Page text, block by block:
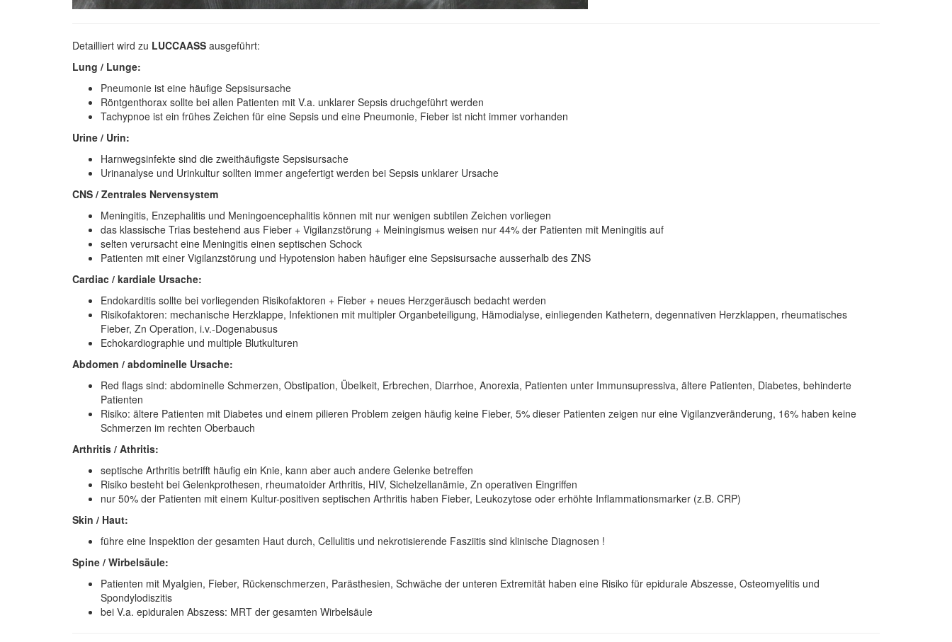
Detailliert wird zu LUCCAASS ausgeführt:
Lung / Lunge:
Pneumonie ist eine häufige Sepsisursache
Röntgenthorax sollte bei allen Patienten mit V.a. unklarer Sepsis druchgeführt werden
Tachypnoe ist ein frühes Zeichen für eine Sepsis und eine Pneumonie, Fieber ist nicht immer vorhanden
Urine / Urin:
Harnwegsinfekte sind die zweithäufigste Sepsisursache
Urinanalyse und Urinkultur sollten immer angefertigt werden bei Sepsis unklarer Ursache
CNS / Zentrales Nervensystem
Meningitis, Enzephalitis und Meningoencephalitis können mit nur wenigen subtilen Zeichen vorliegen
das klassische Trias bestehend aus Fieber + Vigilanzstörung + Meiningismus weisen nur 44% der Patienten mit Meningitis auf
selten verursacht eine Meningitis einen septischen Schock
Patienten mit einer Vigilanzstörung und Hypotension haben häufiger eine Sepsisursache ausserhalb des ZNS
Cardiac / kardiale Ursache:
Endokarditis sollte bei vorliegenden Risikofaktoren + Fieber + neues Herzgeräusch bedacht werden
Risikofaktoren: mechanische Herzklappe, Infektionen mit multipler Organbeteiligung, Hämodialyse, einliegenden Kathetern, degennativen Herzklappen, rheumatisches
Fieber, Zn Operation, i.v.-Dogenabusus
Echokardiographie und multiple Blutkulturen
Abdomen / abdominelle Ursache:
Red flags sind: abdominelle Schmerzen, Obstipation, Übelkeit, Erbrechen, Diarrhoe, Anorexia, Patienten unter Immunsupressiva, ältere Patienten, Diabetes, behinderte
Patienten
Risiko: ältere Patienten mit Diabetes und einem pilieren Problem zeigen häufig keine Fieber, 5% dieser Patienten zeigen nur eine Vigilanzveränderung, 16% haben keine
Schmerzen im rechten Oberbauch
Arthritis / Athritis:
septische Arthritis betrifft häufig ein Knie, kann aber auch andere Gelenke betreffen
Risiko besteht bei Gelenkprothesen, rheumatoider Arthritis, HIV, Sichelzellanämie, Zn operativen Eingriffen
nur 50% der Patienten mit einem Kultur-positiven septischen Arthritis haben Fieber, Leukozytose oder erhöhte Inflammationsmarker (z.B. CRP)
Skin / Haut:
führe eine Inspektion der gesamten Haut durch, Cellulitis und nekrotisierende Fasziitis sind klinische Diagnosen !
Spine / Wirbelsäule:
Patienten mit Myalgien, Fieber, Rückenschmerzen, Parästhesien, Schwäche der unteren Extremität haben eine Risiko für epidurale Abszesse, Osteomyelitis und
Spondylodiszitis
bei V.a. epiduralen Abszess: MRT der gesamten Wirbelsäule